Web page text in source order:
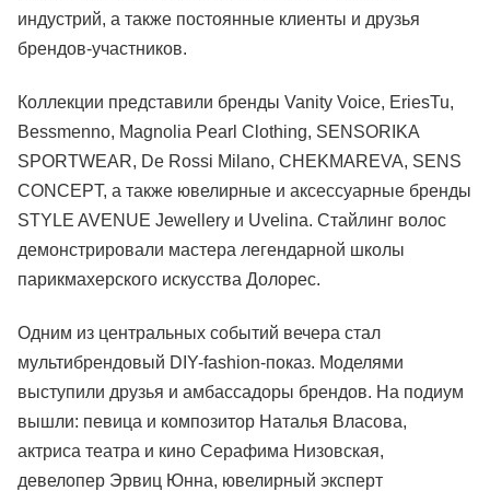
индустрий, а также постоянные клиенты и друзья
брендов-участников.
Коллекции представили бренды Vanity Voice, EriesTu,
Bessmenno, Magnolia Pearl Clothing, SENSORIKA
SPORTWEAR, De Rossi Milano, CHEKMAREVA, SENS
CONCEPT, а также ювелирные и аксессуарные бренды
STYLE AVENUE Jewellery и Uvelina. Стайлинг волос
демонстрировали мастера легендарной школы
парикмахерского искусства Долорес.
Одним из центральных событий вечера стал
мультибрендовый DIY-fashion-показ. Моделями
выступили друзья и амбассадоры брендов. На подиум
вышли: певица и композитор Наталья Власова,
актриса театра и кино Серафима Низовская,
девелопер Эрвиц Юнна, ювелирный эксперт